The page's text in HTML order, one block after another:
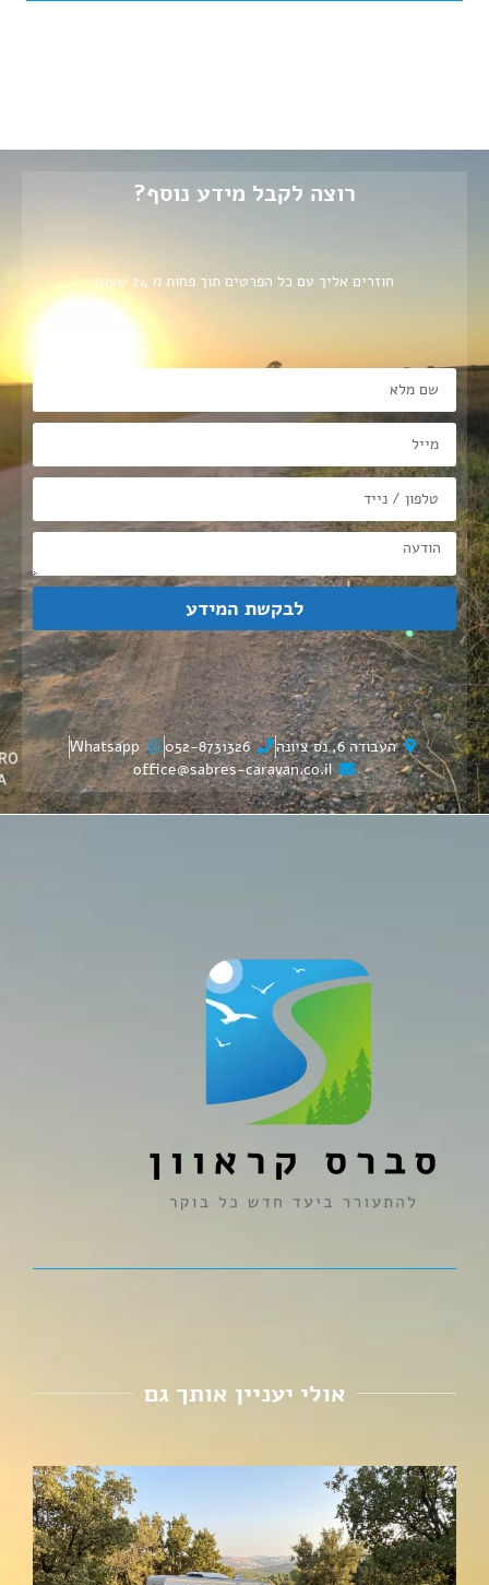
רוצה לקבל מידע נוסף?
חוזרים אליך עם כל הפרטים תוך פחות מ 24 שעות
לבקשת המידע
העבודה 6, נס ציונה 052-8731326
Whatsapp
office@sabres-caravan.co.il
אולי יעניין אותך גם